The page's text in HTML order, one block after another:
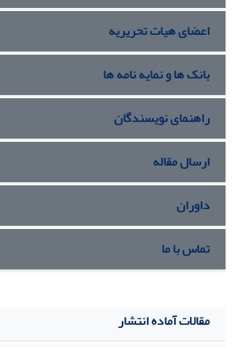
اعضای هیات تحریریه
بانک ها و نمایه نامه ها
راهنمای نویسندگان
ارسال مقاله
داوران
تماس با ما
مقالات آماده انتشار